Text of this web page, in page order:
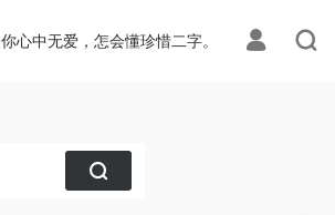
你心中无爱，怎会懂珍惜二字。